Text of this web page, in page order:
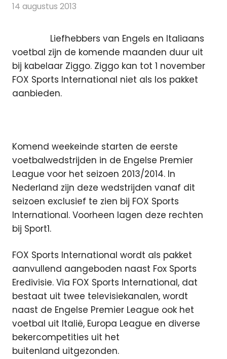
14 augustus 2013
Liefhebbers van Engels en Italiaans
voetbal zijn de komende maanden duur uit
bij kabelaar Ziggo. Ziggo kan tot 1 november
FOX Sports International niet als los pakket
aanbieden.
Komend weekeinde starten de eerste
voetbalwedstrijden in de Engelse Premier
League voor het seizoen 2013/2014. In
Nederland zijn deze wedstrijden vanaf dit
seizoen exclusief te zien bij FOX Sports
International. Voorheen lagen deze rechten
bij Sport1.
FOX Sports International wordt als pakket
aanvullend aangeboden naast Fox Sports
Eredivisie. Via FOX Sports International, dat
bestaat uit twee televisiekanalen, wordt
naast de Engelse Premier League ook het
voetbal uit Italië, Europa League en diverse
bekercompetities uit het
buitenland uitgezonden.